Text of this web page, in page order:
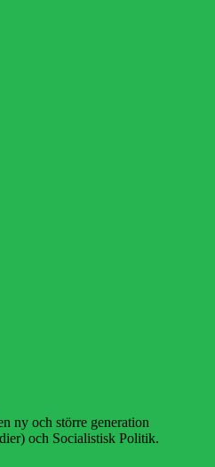
ny och större generation
och Socialistisk Politik.